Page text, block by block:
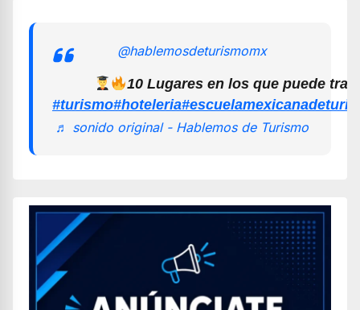
@hablemosdeturismomx
10 Lugares en los que puede
#turismo#hoteleria
♬ sonido original - Hablemos de Turismo